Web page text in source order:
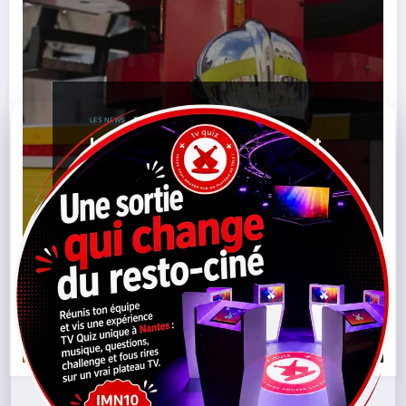
LES NEWS
Incendie en Brière : comment
les pompiers ont contenu le feu
dans un milieu fragile
17/10/2025 Brière,Environnement,Incendie,
Loire-Atlantique Marais , Nature, Pompiers
Des-Eaux
Lire la suite